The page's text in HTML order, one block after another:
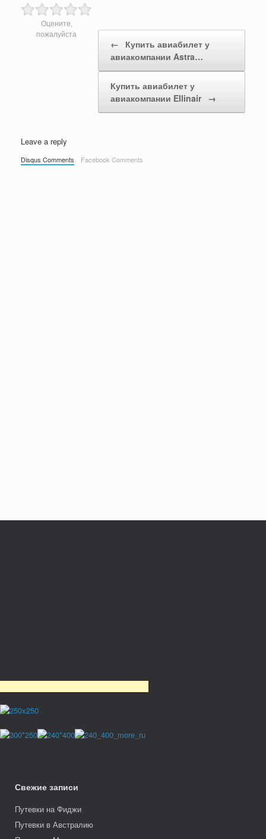
Оцените,
пожалуйста
Post navigation
←
Купить авиабилет у
авиакомпании Astra…
Купить авиабилет у
авиакомпании Ellinair →
Leave a reply
Disqus Comments Facebook Comments
Свежие записи
Путевки на Фиджи
Путевки в Австралию